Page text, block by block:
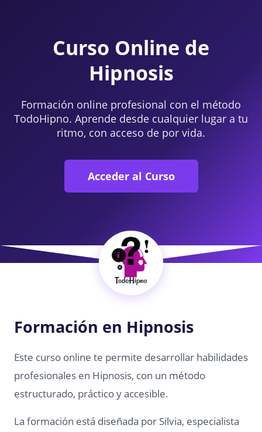
Curso Online de
Hipnosis
Formación online profesional con el método
TodoHipno. Aprende desde cualquier lugar a tu
ritmo, con acceso de por vida.
Acceder al Curso
Formación en Hipnosis
Este curso online te permite desarrollar habilidades
profesionales en Hipnosis, con un método
estructurado, práctico y accesible.
La formación está diseñada por Silvia, especialista